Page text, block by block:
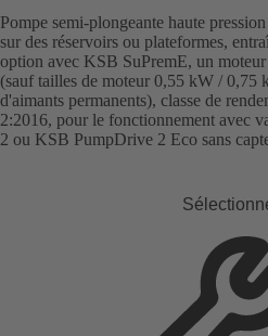
Pompe semi-plongeante haute
sur des réservoirs ou plateformes,
option avec KSB SuPremE, un
(sauf tailles de moteur 0,55 kW / 0,75
d'aimants permanents), classe de
2:2016, pour le fonctionnement avec
2 ou KSB PumpDrive 2 Eco sans